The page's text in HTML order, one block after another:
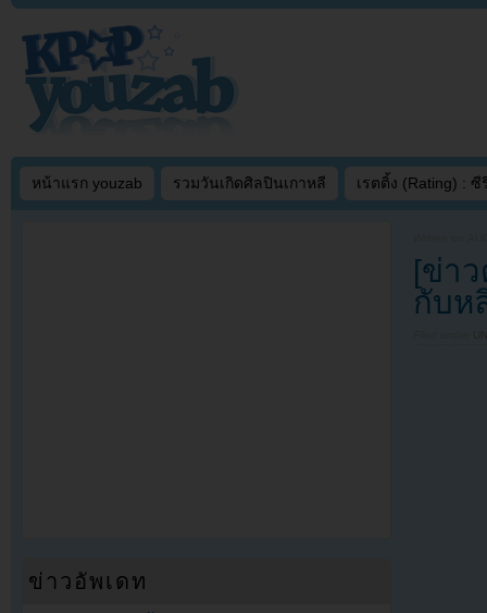
หน้าแรก youzab รวมวันเกิดศิลปินเกาหลี เรตติ้ง (Rating) : ซี
[ข่า
กับห
ข่าวอัพเดท